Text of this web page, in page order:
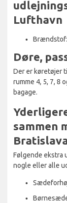
Lufthavn
Døre,
Der er køretøjer
rumme 4, 5, 7, 8
bagage.
sammen
Følgende ekstra
nogle eller alle